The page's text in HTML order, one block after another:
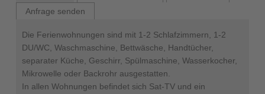
Anfrage senden
Die Ferienwohnungen sind mit 1-2 Schlafzimmern, 1-2
DU/WC, Waschmaschine, Bettwäsche, Handtücher,
separater Küche, Geschirr, Spülmaschine, Wasserkocher,
Mikrowelle oder Backrohr ausgestatten.
In allen Wohnungen befindet sich Sat-TV und ein